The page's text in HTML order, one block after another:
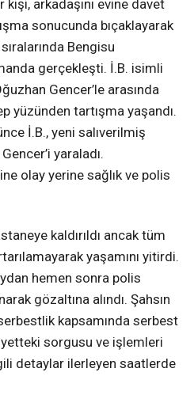
arkadaşını evine davet
sonucunda bıçaklayarak
Bengisu
gerçekleşti. İ.B. isimli
Gencer’le arasında
yüzünden tartışma yaşandı.
İ.B., yeni salıverilmiş
yaraladı.
olay yerine sağlık ve polis
kaldırıldı ancak tüm
yaşamını yitirdi.
hemen sonra polis
gözaltına alındı. Şahsın
kapsamında serbest
sorgusu ve işlemleri
detaylar ilerleyen saatlerde